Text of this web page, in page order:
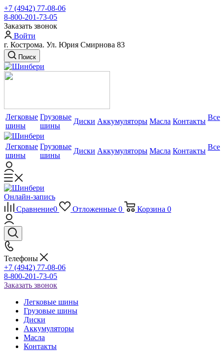
+7 (4942) 77-08-06
8-800-201-73-05
Заказать звонок
Войти
г. Кострома. Ул. Юрия Смирнова 83
Поиск
Легковые
шины
Грузовые
шины
Диски Аккумуляторы Масла Контакты Все
Легковые
шины
Грузовые
шины
Диски Аккумуляторы Масла Контакты Все
Онлайн-запись
Сравнение0 Отложенные 0 Корзина 0
Телефоны
+7 (4942) 77-08-06
8-800-201-73-05
Заказать звонок
Легковые шины
Грузовые шины
Диски
Аккумуляторы
Масла
Контакты